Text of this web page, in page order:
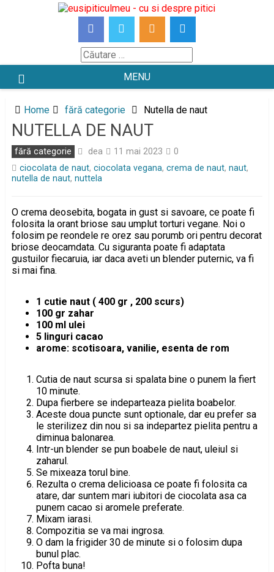
Căutare
MENU
Home fără categorie Nutella de naut
NUTELLA DE NAUT
fără categorie dea 11 mai 2023
0
ciocolata de naut, ciocolata vegana, crema de naut, naut,
nutella de naut, nuttela
O crema deosebita, bogata in gust si savoare, ce poate fi
folosita la orant briose sau umplut torturi vegane. Noi o
folosim pe reondele re orez sau porumb ori pentru decorat
briose deocamdata. Cu siguranta poate fi adaptata
gustuilor fiecaruia, iar daca aveti un blender puternic, va fi
si mai fina.
1 cutie naut ( 400 gr , 200 scurs)
100 gr zahar
100 ml ulei
5 linguri cacao
arome: scotisoara, vanilie, esenta de rom
Cutia de naut scursa si spalata bine o punem la fiert
10 minute.
Dupa fierbere se indeparteaza pielita boabelor.
Aceste doua puncte sunt optionale, dar eu prefer sa
le sterilizez din nou si sa indepartez pielita pentru a
diminua balonarea.
Intr-un blender se pun boabele de naut, uleiul si
zaharul.
Se mixeaza torul bine.
Rezulta o crema delicioasa ce poate fi folosita ca
atare, dar suntem mari iubitori de ciocolata asa ca
punem cacao si aromele preferate.
Mixam iarasi.
Compozitia se va mai ingrosa.
O dam la frigider 30 de minute si o folosim dupa
bunul plac.
Pofta buna!